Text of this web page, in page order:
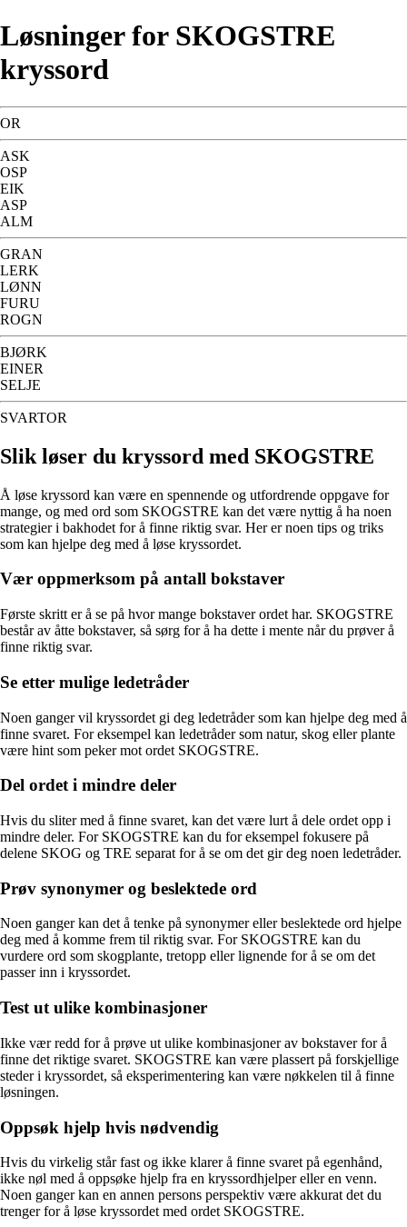
Løsninger for SKOGSTRE
kryssord
OR
ASK
OSP
EIK
ASP
ALM
GRAN
LERK
LØNN
FURU
ROGN
BJØRK
EINER
SELJE
SVARTOR
Slik løser du kryssord med SKOGSTRE
Å løse kryssord kan være en spennende og utfordrende oppgave for
mange, og med ord som SKOGSTRE kan det være nyttig å ha noen
strategier i bakhodet for å finne riktig svar. Her er noen tips og triks
som kan hjelpe deg med å løse kryssordet.
Vær oppmerksom på antall bokstaver
Første skritt er å se på hvor mange bokstaver ordet har. SKOGSTRE
består av åtte bokstaver, så sørg for å ha dette i mente når du prøver å
finne riktig svar.
Se etter mulige ledetråder
Noen ganger vil kryssordet gi deg ledetråder som kan hjelpe deg med å
finne svaret. For eksempel kan ledetråder som natur, skog eller plante
være hint som peker mot ordet SKOGSTRE.
Del ordet i mindre deler
Hvis du sliter med å finne svaret, kan det være lurt å dele ordet opp i
mindre deler. For SKOGSTRE kan du for eksempel fokusere på
delene SKOG og TRE separat for å se om det gir deg noen ledetråder.
Prøv synonymer og beslektede ord
Noen ganger kan det å tenke på synonymer eller beslektede ord hjelpe
deg med å komme frem til riktig svar. For SKOGSTRE kan du
vurdere ord som skogplante, tretopp eller lignende for å se om det
passer inn i kryssordet.
Test ut ulike kombinasjoner
Ikke vær redd for å prøve ut ulike kombinasjoner av bokstaver for å
finne det riktige svaret. SKOGSTRE kan være plassert på forskjellige
steder i kryssordet, så eksperimentering kan være nøkkelen til å finne
løsningen.
Oppsøk hjelp hvis nødvendig
Hvis du virkelig står fast og ikke klarer å finne svaret på egenhånd,
ikke nøl med å oppsøke hjelp fra en kryssordhjelper eller en venn.
Noen ganger kan en annen persons perspektiv være akkurat det du
trenger for å løse kryssordet med ordet SKOGSTRE.